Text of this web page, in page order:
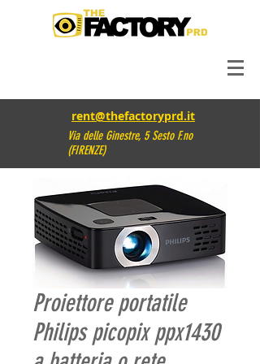
rent@thefactoryprd.it
Via delle Ginestre, 5 Sesto F.no
(FIRENZE)
Proiettore portatile
Philips picopix ppx1430